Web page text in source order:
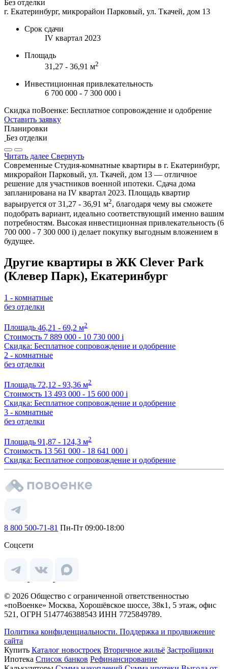
Без отделки
г. Екатеринбург, микрорайон Парковый, ул. Ткачей, дом 13
Срок сдачи
IV квартал 2023
Площадь
31,27 - 36,91 м2
Инвестиционная привлекательность
6 700 000 - 7 300 000 i
Скидка поВоенке: Бесплатное сопровождение и одобрение
Оставить заявку
Планировки
Без отделки
Читать далее Свернуть
Современные Студия-комнатные квартиры в г. Екатеринбург,
микрорайон Парковый, ул. Ткачей, дом 13 — отличное
решение для участников военной ипотеки. Сдача дома
запланирована на IV квартал 2023. Площадь квартир
варьируется от 31,27 - 36,91 м2, благодаря чему вы сможете
подобрать вариант, идеально соответствующий именно вашим
потребностям. Высокая инвестиционная привлекательность (6
700 000 - 7 300 000 i) делает покупку выгодным вложением в
будущее.
Другие квартиры в ЖК Clever Park
(Клевер Парк), Екатеринбург
1 - комнатные
без отделки
Площадь 46,21 - 69,2 м2
Стоимость 7 889 000 - 10 730 000 i
Скидка: Бесплатное сопровождение и одобрение
2 - комнатные
без отделки
Площадь 72,12 - 93,36 м2
Стоимость 13 493 000 - 15 600 000 i
Скидка: Бесплатное сопровождение и одобрение
3 - комнатные
без отделки
Площадь 91,87 - 124,3 м2
Стоимость 13 561 000 - 18 641 000 i
Скидка: Бесплатное сопровождение и одобрение
8 800 500-71-81 Пн-Пт 09:00-18:00
Соцсети
© 2026 Общество с ограниченной ответственностью
«поВоенке» Москва, Хорошёвское шоссе, 38к1, 5 этаж, офис
521, ОГРН 5147746388543 ИНН 7725849789.
Политика конфиденциальности. Поддержка и продвижение
сайта
Купить Каталог новостроек Вторичное жильё Застройщики
Ипотека Список банков Рефинансирование